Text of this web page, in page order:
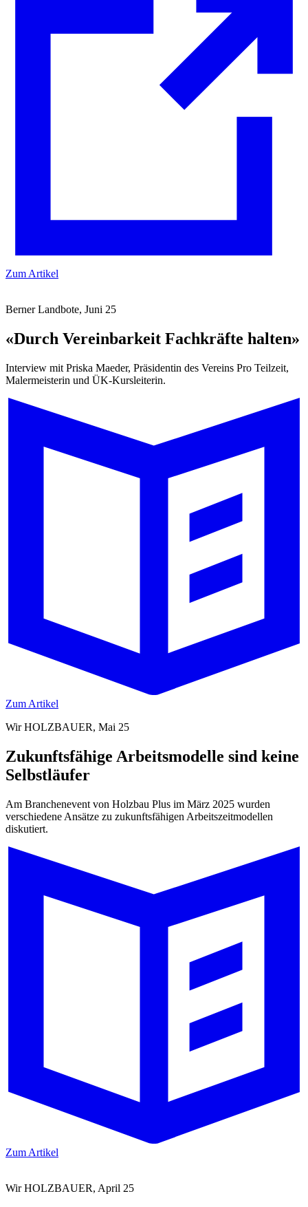
Zum Artikel
Berner Landbote, Juni 25
«Durch Vereinbarkeit Fachkräfte halten»
Interview mit Priska Maeder, Präsidentin des Vereins Pro Teilzeit,
Malermeisterin und ÜK-Kursleiterin.
Zum Artikel
Wir HOLZBAUER, Mai 25
Zukunftsfähige Arbeitsmodelle sind keine
Selbstläufer
Am Branchenevent von Holzbau Plus im März 2025 wurden
verschiedene Ansätze zu zukunftsfähigen Arbeitszeitmodellen
diskutiert.
Zum Artikel
Wir HOLZBAUER, April 25